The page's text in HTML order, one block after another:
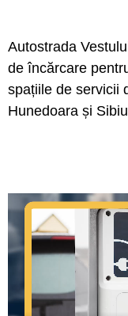
Autostrada
de încărcare
spațiile de servicii
Hunedoara și